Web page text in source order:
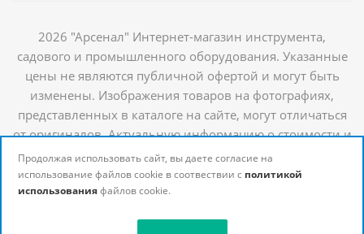
2026 "Арсенал" Интернет-магазин инструмента,
садового и промышленного оборудования. Указанные
цены не являются публичной офертой и могут быть
изменены. Изображения товаров на фотографиях,
представленных в каталоге на сайте, могут отличаться
от оригиналов. Актуальную информацию о стоимости и
наличии товаров можно получить у наших
менеджеров
Продолжая использовать сайт, вы даете согласие на
использование файлов cookie в соотвествии с политикой
использованияфайлов cookie.